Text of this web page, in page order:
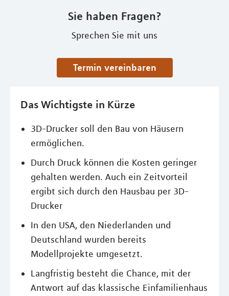
Sie haben Fragen?
Sprechen Sie mit uns
Termin vereinbaren
Das Wichtigste in Kürze
3D-Drucker soll den Bau von Häusern
ermöglichen.
Durch Druck können die Kosten geringer
gehalten werden. Auch ein Zeitvorteil
ergibt sich durch den Hausbau per 3D-
Drucker
In den USA, den Niederlanden und
Deutschland wurden bereits
Modellprojekte umgesetzt.
Langfristig besteht die Chance, mit der
Antwort auf das klassische Einfamilienhaus